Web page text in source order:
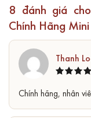
8 đánh giá
Chính Hãng
hạng 5
sao
Thanh
Chính hãng, nhân